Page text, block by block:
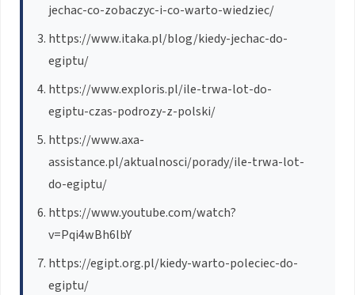
jechac-co-zobaczyc-i-co-warto-wiedziec/
https://www.itaka.pl/blog/kiedy-jechac-do-
egiptu/
https://www.exploris.pl/ile-trwa-lot-do-
egiptu-czas-podrozy-z-polski/
https://www.axa-
assistance.pl/aktualnosci/porady/ile-trwa-lot-
do-egiptu/
https://www.youtube.com/watch?
v=Pqi4wBh6lbY
https://egipt.org.pl/kiedy-warto-poleciec-do-
egiptu/